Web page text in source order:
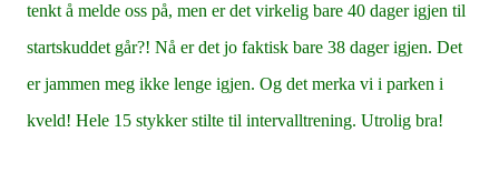
tenkt å melde oss på, men er det virkelig bare 40 dager igjen til
startskuddet går?! Nå er det jo faktisk bare 38 dager igjen. Det
er jammen meg ikke lenge igjen. Og det merka vi i parken i
kveld! Hele 15 stykker stilte til intervalltrening. Utrolig bra!